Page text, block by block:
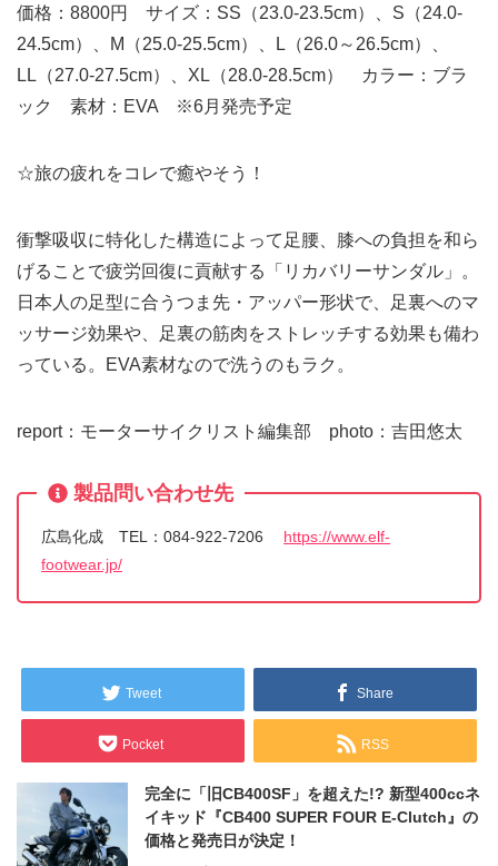
価格：8800円 サイズ：SS（23.0-23.5cm）、S（24.0-
24.5cm）、M（25.0-25.5cm）、L（26.0～26.5cm）、
LL（27.0-27.5cm）、XL（28.0-28.5cm） カラー：ブラ
ック 素材：EVA ※6月発売予定
☆旅の疲れをコレで癒やそう！
衝撃吸収に特化した構造によって足腰、膝への負担を和ら
げることで疲労回復に貢献する「リカバリーサンダル」。
日本人の足型に合うつま先・アッパー形状で、足裏へのマ
ッサージ効果や、足裏の筋肉をストレッチする効果も備わ
っている。EVA素材なので洗うのもラク。
report：モーターサイクリスト編集部 photo：吉田悠太
製品問い合わせ先
広島化成 TEL：084-922-7206
https://www.elf-
footwear.jp/
Tweet Share
Pocket RSS
完全に「旧CB400SF」を超えた!? 新型400ccネ
イキッド『CB400 SUPER FOUR E-Clutch』の
価格と発売日が決定！